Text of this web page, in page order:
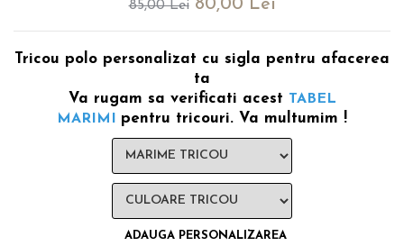
Rame foto personalizate
Tricouri personalizate
Umerase Personalizate
Pahare personalizate
85,00 Lei 80,00 Lei
Tricou polo personalizat cu sigla pentru afacerea
ta
Va rugam sa verificati acest TABEL
MARIMI
pentru tricouri. Va multumim !
ADAUGA PERSONALIZAREA